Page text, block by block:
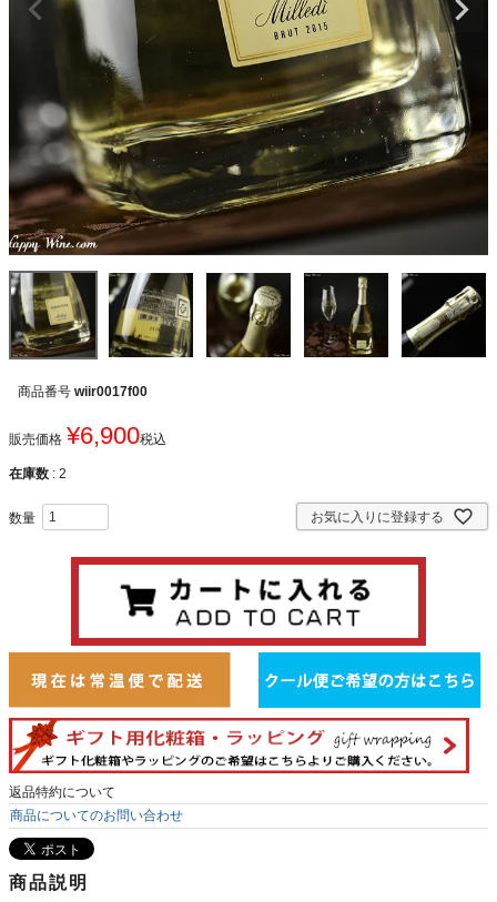
商品番号 wiir0017f00
販売価格 ¥6,900税込
在庫数 2
お気に入りに登録する
返品特約について
商品についてのお問い合わせ
商品説明